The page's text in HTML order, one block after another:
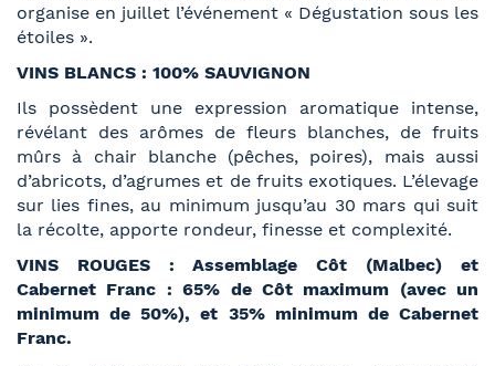
organise en juillet l’événement « Dégustation sous les
étoiles ».
VINS BLANCS : 100% SAUVIGNON
Ils possèdent une expression aromatique intense,
révélant des arômes de fleurs blanches, de fruits
mûrs à chair blanche (pêches, poires), mais aussi
d’abricots, d’agrumes et de fruits exotiques. L’élevage
sur lies fines, au minimum jusqu’au 30 mars qui suit
la récolte, apporte rondeur, finesse et complexité.
VINS ROUGES : Assemblage Côt (Malbec) et
Cabernet Franc : 65% de Côt maximum (avec un
minimum de 50%), et 35% minimum de Cabernet
Franc.